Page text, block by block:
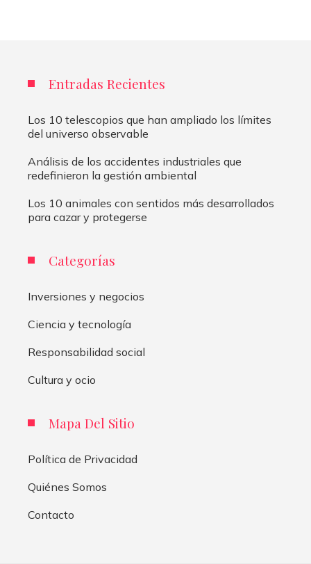
Entradas Recientes
Los 10 telescopios que han ampliado los límites
del universo observable
Análisis de los accidentes industriales que
redefinieron la gestión ambiental
Los 10 animales con sentidos más desarrollados
para cazar y protegerse
Categorías
Inversiones y negocios
Ciencia y tecnología
Responsabilidad social
Cultura y ocio
Mapa Del Sitio
Política de Privacidad
Quiénes Somos
Contacto